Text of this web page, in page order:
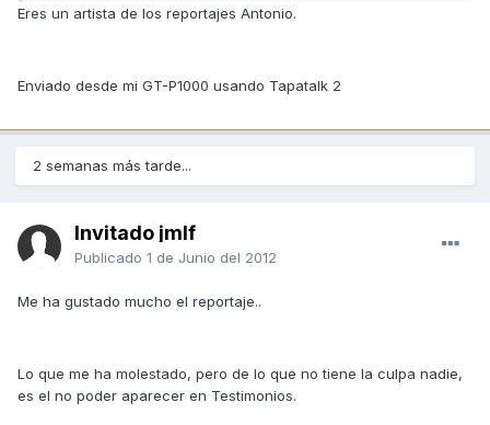
Eres un artista de los reportajes Antonio.
Enviado desde mi GT-P1000 usando Tapatalk 2
2 semanas más tarde...
Invitado jmlf
Publicado 1 de Junio del 2012
Me ha gustado mucho el reportaje..
Lo que me ha molestado, pero de lo que no tiene la culpa nadie,
es el no poder aparecer en Testimonios.